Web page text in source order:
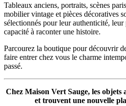
Tableaux anciens, portraits, scènes
mobilier vintage et pièces décoratives
sélectionnés pour leur authenticité,
capacité à raconter une histoire.
Parcourez la boutique pour découvrir
faire entrer chez vous le charme
passé.
Chez Maison Vert Sauge, les objets
et trouvent une nouvelle